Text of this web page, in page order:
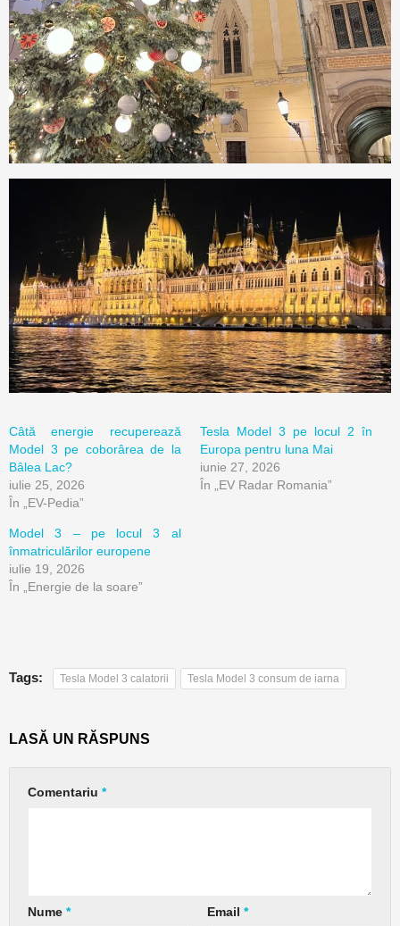
Câtă energie recuperează
Model 3 pe coborârea de la
Bâlea Lac?
iulie 25, 2026
În „EV-Pedia”
Tesla Model 3 pe locul 2 în
Europa pentru luna Mai
iunie 27, 2026
În „EV Radar Romania”
Model 3 – pe locul 3 al
înmatriculărilor europene
iulie 19, 2026
În „Energie de la soare”
Tags: Tesla Model 3 calatorii Tesla Model 3 consum de iarna
LASĂ UN RĂSPUNS
Comentariu *
Nume * Email *